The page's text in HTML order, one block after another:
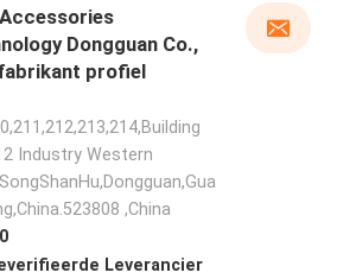
Dongguan Co.,
profiel
Industry Western
,China
Leverancier